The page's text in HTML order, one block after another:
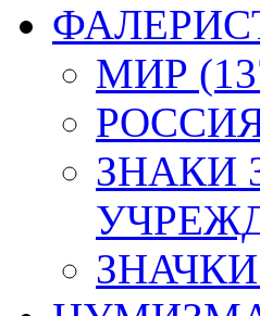
МИР
РОССИЯ
ЗНАКИ